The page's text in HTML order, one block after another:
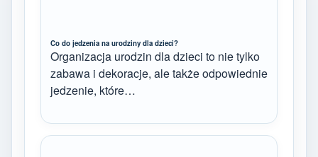
Co do jedzenia na urodziny dla dzieci?
Organizacja urodzin dla dzieci to nie tylko
zabawa i dekoracje, ale także odpowiednie
jedzenie, które…